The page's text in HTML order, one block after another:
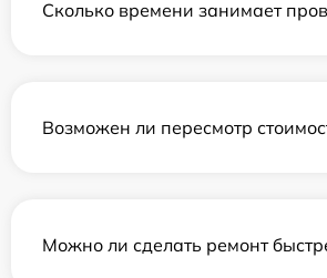
Сколько времени занимает
Возможен ли пересмотр
Можно ли сделать ремонт